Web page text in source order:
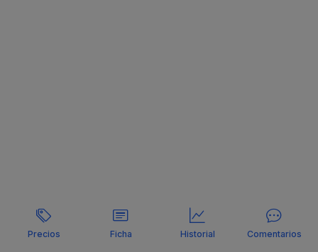
Precios Ficha Historial Comentarios